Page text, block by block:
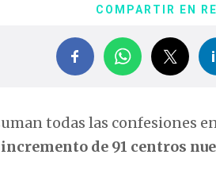
COMPARTIR EN
todas las confesiones
incremento de 91 centros